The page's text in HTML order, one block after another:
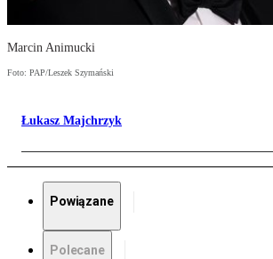
Marcin Animucki
Foto: PAP/Leszek Szymański
Łukasz Majchrzyk
Powiązane
Polecane